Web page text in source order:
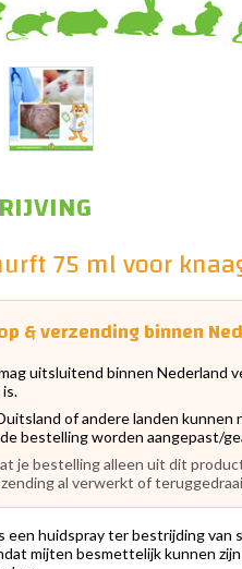
75 ml voor
& verzending binnen
uitsluitend binnen Nederland
of andere landen
bestelling worden aangepast/
je bestelling alleen uit dit
al verwerkt of
een huidspray ter bestrijding
mijten besmettelijk kunnen